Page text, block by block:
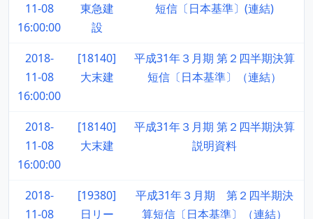
11-08
16:00:00
東急建
設
短信〔日本基準〕(連結)
2018-
11-08
16:00:00
[18140]
大末建
平成31年３月期 第２四半期決算
短信〔日本基準〕（連結）
2018-
11-08
16:00:00
[18140]
大末建
平成31年３月期 第２四半期決算
説明資料
2018-
11-08
[19380]
日リー
平成31年３月期 第２四半期決
算短信〔日本基準〕（連結）